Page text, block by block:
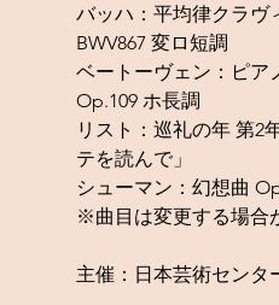
バッハ：平均律クラヴ
BWV867 変ロ短調
ベートーヴェン：ピア
Op.109 ホ長調
リスト：巡礼の年 第2
テを読んで」
シューマン：幻想曲
※曲目は変更する場合
主催：日本芸術センタ